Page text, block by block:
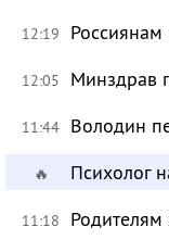
12:19 Россиянам
12:05 Минздрав
11:44 Володин
🔥 Психолог
11:18 Родителям